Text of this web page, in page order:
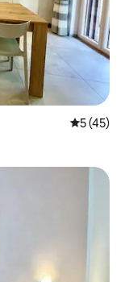
Ukadiriaji
5 (45)